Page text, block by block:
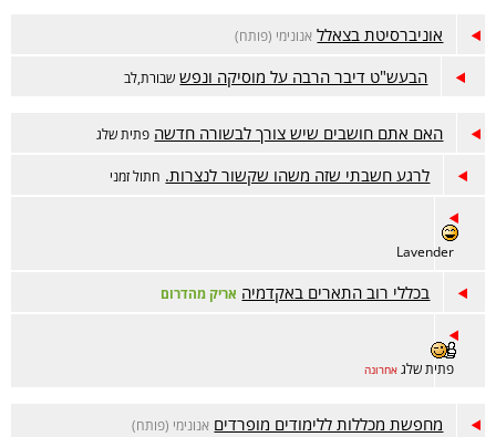
אוניברסיטת בצאלל אנונימי (פותח)
הבעש"ט דיבר הרבה על מוסיקה ונפש שבורת,לב
האם אתם חושבים שיש צורך לבשורה חדשה פתית שלג
לרגע חשבתי שזה משהו שקשור לנצרות. חתול זמני
Lavender
בכללי רוב התארים באקדמיה אריק מהדרום
פתית שלג אחרונה
מחפשת מכללות ללימודים מופרדים אנונימי (פותח)